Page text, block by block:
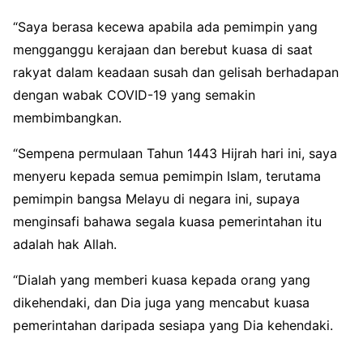
“Saya berasa kecewa apabila ada pemimpin yang
mengganggu kerajaan dan berebut kuasa di saat
rakyat dalam keadaan susah dan gelisah berhadapan
dengan wabak COVID-19 yang semakin
membimbangkan.
“Sempena permulaan Tahun 1443 Hijrah hari ini, saya
menyeru kepada semua pemimpin Islam, terutama
pemimpin bangsa Melayu di negara ini, supaya
menginsafi bahawa segala kuasa pemerintahan itu
adalah hak Allah.
“Dialah yang memberi kuasa kepada orang yang
dikehendaki, dan Dia juga yang mencabut kuasa
pemerintahan daripada sesiapa yang Dia kehendaki.